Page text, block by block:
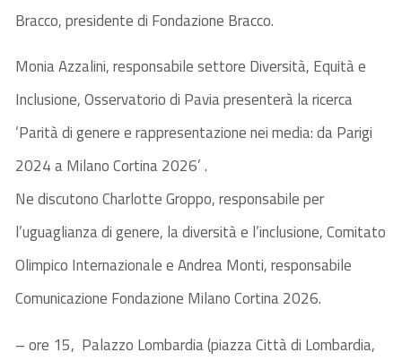
Bracco, presidente di Fondazione Bracco.
Monia Azzalini, responsabile settore Diversità, Equità e
Inclusione, Osservatorio di Pavia presenterà la ricerca
‘Parità di genere e rappresentazione nei media: da Parigi
2024 a Milano Cortina 2026’ .
Ne discutono Charlotte Groppo, responsabile per
l’uguaglianza di genere, la diversità e l’inclusione, Comitato
Olimpico Internazionale e Andrea Monti, responsabile
Comunicazione Fondazione Milano Cortina 2026.
– ore 15, Palazzo Lombardia (piazza Città di Lombardia,